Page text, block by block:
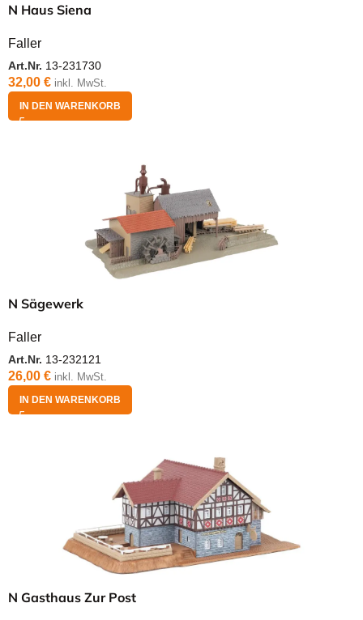
N Haus Siena
Faller
Art.Nr. 13-231730
32,00 € inkl. MwSt.
IN DEN WARENKORB
N Sägewerk
Faller
Art.Nr. 13-232121
26,00 € inkl. MwSt.
IN DEN WARENKORB
N Gasthaus Zur Post